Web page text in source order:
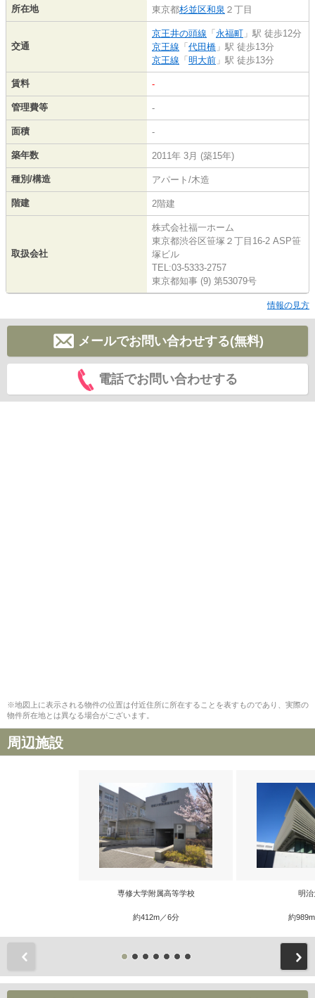
所在地 東京都杉並区和泉 ２丁目
交通
京王井の頭線 「 永福町 」駅 徒歩12分
京王線 「 代田橋 」駅 徒歩13分
京王線 「 明大前 」駅 徒歩13分
賃料 -
管理費等 -
面積 -
築年数 2011年 3月 (築15年)
種別/構造 アパート/木造
階建 2階建
取扱会社
株式会社福一ホーム
東京都渋谷区笹塚２丁目16-2 ASP笹
塚ビル
TEL:03-5333-2757
東京都知事 (9) 第53079号
情報の見方
メールでお問い合わせする(無料)
電話でお問い合わせする
※地図上に表示される物件の位置は付近住所に所在することを表すものであり、実際の
物件所在地とは異なる場合がございます。
周辺施設
専修大学附属高等学校
約412m／6分
明治
約